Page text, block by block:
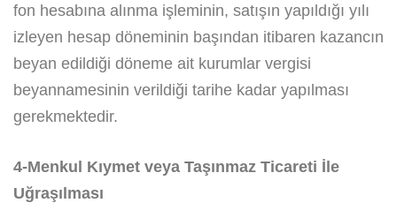
fon hesabına alınma işleminin, satışın yapıldığı yılı
izleyen hesap döneminin başından itibaren kazancın
beyan edildiği döneme ait kurumlar vergisi
beyannamesinin verildiği tarihe kadar yapılması
gerekmektedir.
4-Menkul Kıymet veya Taşınmaz Ticareti İle
Uğraşılması